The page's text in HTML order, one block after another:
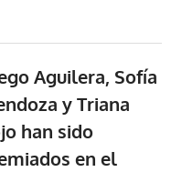
Aguilera, Sofía
y Triana
han sido
en el